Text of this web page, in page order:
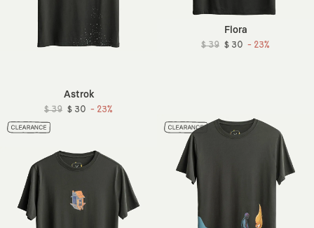
Astrok
$ 39 $ 30 - 23%
Flora
$ 39 $ 30 - 23%